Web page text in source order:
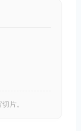
片。